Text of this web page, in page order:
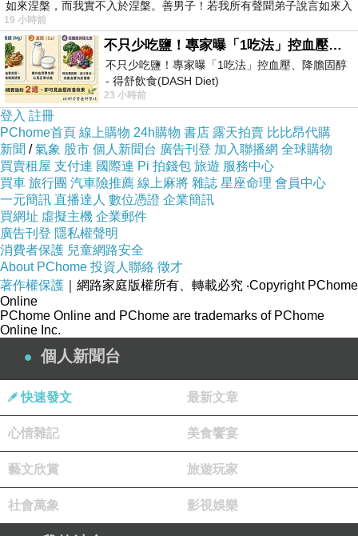
送老爺上班後，我進花園逛逛。天氣還是好熱，
但玫瑰已經逐漸復活了，開始開花了。
如來涅槃，而我實不入於涅槃。善男子！若我所有聲聞弟子說言如來入
19 小時前
不只少吃鹽！專家曝「1吃法」控血壓、降膽固醇 - 得舒飲食(DASH Diet)
不只少吃鹽！專家曝「1吃法」控血壓、降膽固醇
- 得舒飲食(DASH Diet)
https://www.facebook.com/dietitiansophia/
23 小時前
登入 註冊
PChome首頁 線上購物 24h購物 書店 露天拍賣 比比昂代購
新聞 /氣象 股市 個人新聞台 廣告刊登 加入聯播網 全球購物
買賣租屋 支付連 國際連 Pi 拍錢包 旅遊 服務中心
買車 旅行團 汽車險推薦 線上麻將 雜誌 星座命理 會員中心
一元簡訊 直播達人 數位憑證 企業簡訊
買網址 虛擬主機 企業郵件
廣告刊登 隱私權聲明
消費者保護 兒童網路安全
About PChome 投資人聯絡 徵才
著作權保護 ｜網路家庭版權所有、轉載必究 ‧Copyright PChome
Online
PChome Online and PChome are trademarks of PChome
Online Inc.
個人新聞台
快速發文 最新文章
心情雜記 美食饗宴
藝文欣賞 旅遊玩家
社會萬象 影視娛樂